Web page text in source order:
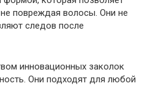
не повреждая волосы. Они не
следов после
инновационных заколок
Они подходят для любой